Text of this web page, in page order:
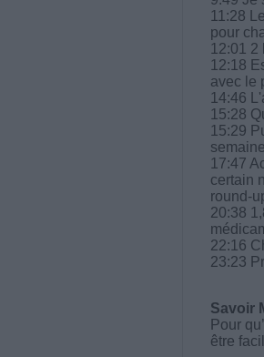
11:28
pour
12:01 2
12:18
avec le
14:46
15:28
15:29
17:47
certain
round-
20:38
22:16
23:23
Savoir
Pour
être